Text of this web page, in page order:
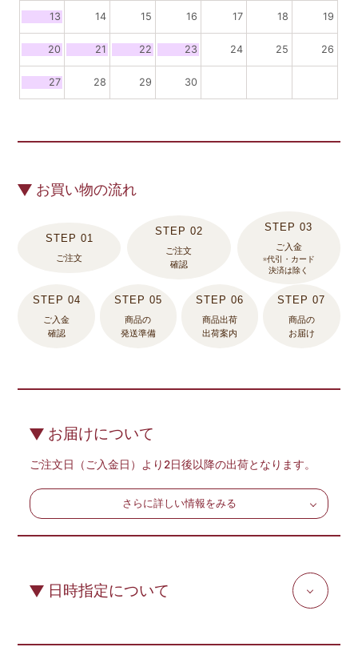
13 14 15 16 17 18 19
20 21 22 23 24 25 26
27 28 29 30
お買い物の流れ
ご注文
ご注文
確認
ご入金
※代引・カード
決済は除く
ご入金
確認
商品の
発送準備
商品出荷
出荷案内
商品の
お届け
お届けについて
ご注文日（ご入金日）より2日後以降の出荷となります。
さらに詳しい情報をみる
日時指定について